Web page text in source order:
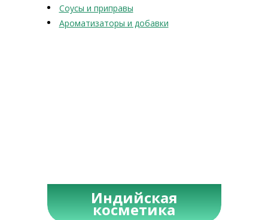
Соусы и приправы
Ароматизаторы и добавки
Индийская
косметика